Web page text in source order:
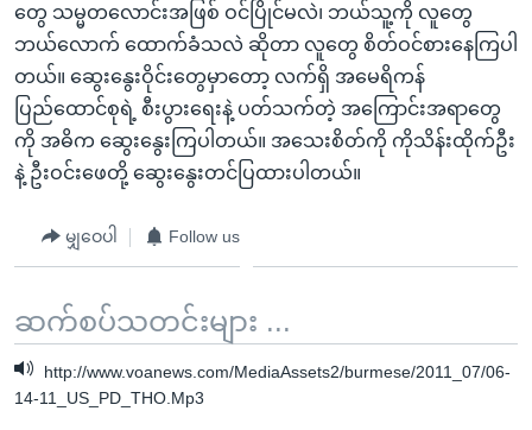
တွေ သမ္မတလောင်းအဖြစ် ဝင်ပြိုင်မလဲ၊ ဘယ်သူ့ကို လူတွေ
ဘယ်လောက် ထောက်ခံသလဲ ဆိုတာ လူတွေ စိတ်ဝင်စားနေကြပါ
တယ်။ ဆွေးနွေးဝိုင်းတွေမှာတော့ လက်ရှိ အမေရိကန်
ပြည်ထောင်စုရဲ့ စီးပွားရေးနဲ့ ပတ်သက်တဲ့ အကြောင်းအရာတွေ
ကို အဓိက ဆွေးနွေးကြပါတယ်။ အသေးစိတ်ကို ကိုသိန်းထိုက်ဦး
နဲ့ ဦးဝင်းဖေတို့ ဆွေးနွေးတင်ပြထားပါတယ်။
မျှဝေပါ Follow us
ဆက်စပ်သတင်းများ ...
http://www.voanews.com/MediaAssets2/burmese/2011_07/06-
14-11_US_PD_THO.Mp3